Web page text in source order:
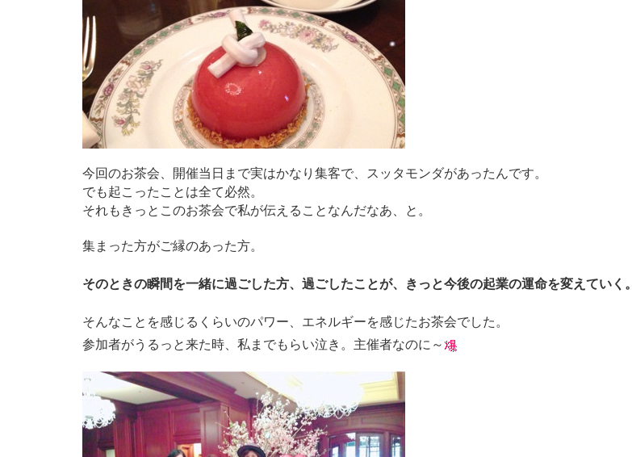
今回のお茶会、開催当日まで実はかなり集客で、スッタモンダがあったんです。
でも起こったことは全て必然。
それもきっとこのお茶会で私が伝えることなんだなあ、と。
集まった方がご縁のあった方。
そのときの瞬間を一緒に過ごした方、過ごしたことが、きっと今後の起業の運命を変えていく。
そんなことを感じるくらいのパワー、エネルギーを感じたお茶会でした。
参加者がうるっと来た時、私までもらい泣き。主催者なのに～